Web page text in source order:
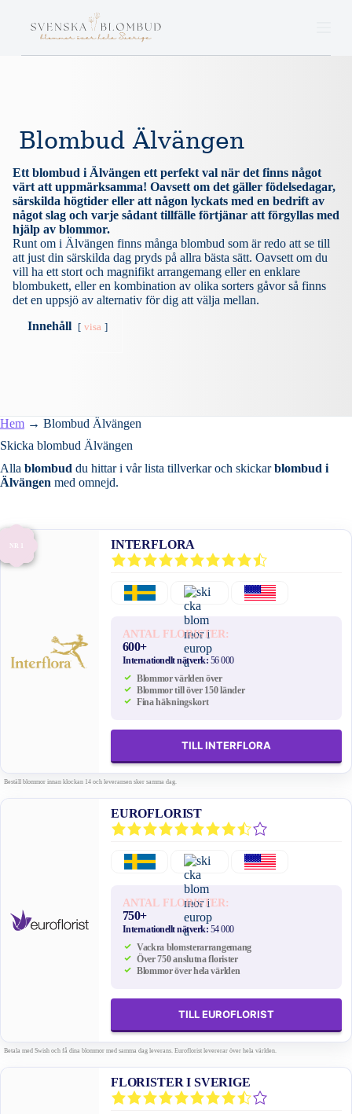
p
n
t
Blombud Älvängen
Ett blombud i Älvängen ett perfekt val när det finns något
värt att uppmärksamma! Oavsett om det gäller födelsedagar,
särskilda högtider eller att någon lyckats med en bedrift av
något slag och varje sådant tillfälle förtjänar att förgyllas med
hjälp av blommor.
Runt om i Älvängen finns många blombud som är redo att se till
att just din särskilda dag pryds på allra bästa sätt. Oavsett om du
vill ha ett stort och magnifikt arrangemang eller en enklare
blombukett, eller en kombination av olika sorters gåvor så finns
det en uppsjö av alternativ för dig att välja mellan.
Innehåll
visa
Hem → Blombud Älvängen
Skicka blombud Älvängen
Alla blombud du hittar i vår lista tillverkar och skickarblombud i
Älvängen med omnejd.
NR 1 INTERFLORA
ANTAL FLORISTER:
600+
Internationellt nätverk: 56 000
Blommor världen över
Blommor till över 150 länder
Fina hälsningskort
TILL INTERFLORA
Beställ blommor innan klockan 14 och leveransen sker samma dag.
EUROFLORIST
ANTAL FLORISTER:
750+
Internationellt nätverk: 54 000
Vackra blomsterarrangemang
Över 750 anslutna florister
Blommor över hela världen
TILL EUROFLORIST
Betala med Swish och få dina blommor med samma dag leverans. Euroflorist levererar över hela världen.
FLORISTER I SVERIGE